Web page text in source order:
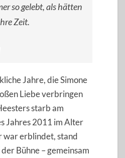
so gelebt, als hätten
Zeit.
Jahre, die Simone
Liebe verbringen
starb am
Jahres 2011 im Alter
war erblindet, stand
Bühne – gemeinsam